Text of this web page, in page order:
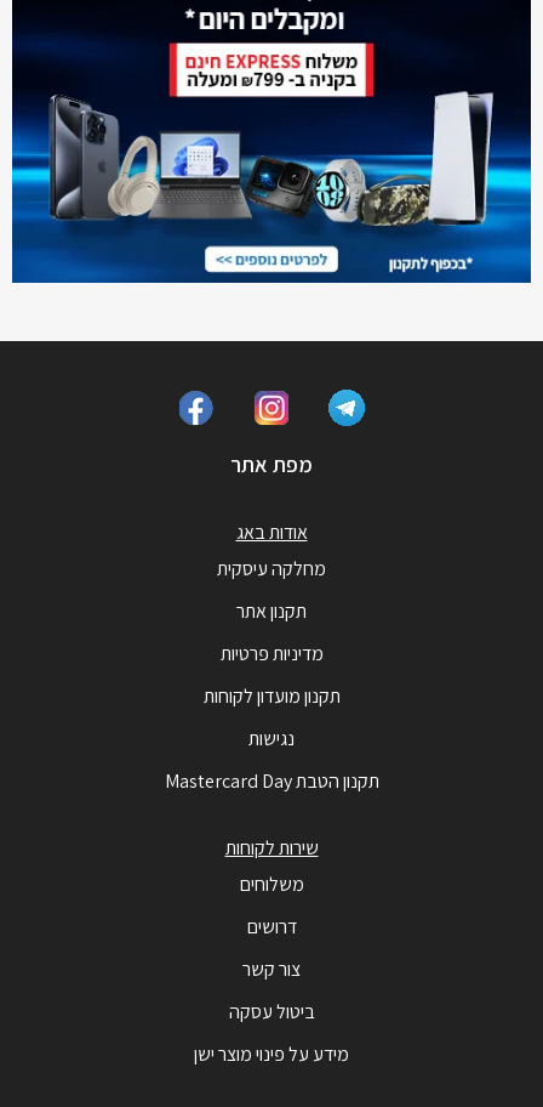
מפת אתר
אודות באג
מחלקה עיסקית
תקנון אתר
מדיניות פרטיות
תקנון מועדון לקוחות
נגישות
תקנון הטבת Mastercard Day
שירות לקוחות
משלוחים
דרושים
צור קשר
ביטול עסקה
מידע על פינוי מוצר ישן